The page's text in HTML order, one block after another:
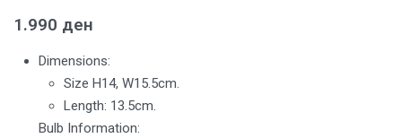
1.990 ден
Dimensions:
Size H14, W15.5cm.
Length: 13.5cm.
Bulb Information: